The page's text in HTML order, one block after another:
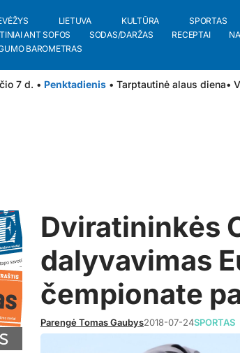
LIETUVA KULTŪRA SPORTAS
ANT SOFOS
SODAS/DARŽAS RECEPTAI
BAROMETRAS
7 d. • Penktadienis • Tarptautinė alaus diena•
Dviratininkės
dalyvavimas
čempionate
Parengė Tomas Gaubys2018-07-24SPORTAS